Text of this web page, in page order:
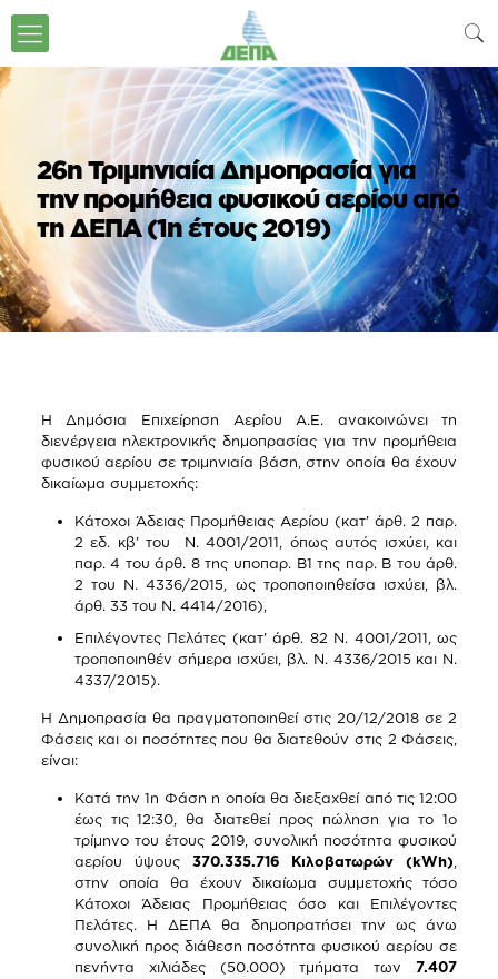
26η Τριμηνιαία Δημοπρασία για
την προμήθεια φυσικού αερίου από
τη ΔΕΠΑ (1η έτους 2019)
Η Δημόσια Επιχείρηση Αερίου Α.Ε. ανακοινώνει τη
διενέργεια ηλεκτρονικής δημοπρασίας για την προμήθεια
φυσικού αερίου σε τριμηνιαία βάση, στην οποία θα έχουν
δικαίωμα συμμετοχής:
Κάτοχοι Άδειας Προμήθειας Αερίου (κατ’ άρθ. 2 παρ.
2 εδ. κβ’ του Ν. 4001/2011, όπως αυτός ισχύει, και
παρ. 4 του άρθ. 8 της υποπαρ. Β1 της παρ. Β του άρθ.
2 του Ν. 4336/2015, ως τροποποιηθείσα ισχύει, βλ.
άρθ. 33 του Ν. 4414/2016),
Επιλέγοντες Πελάτες (κατ’ άρθ. 82 Ν. 4001/2011, ως
τροποποιηθέν σήμερα ισχύει, βλ. Ν. 4336/2015 και Ν.
4337/2015).
Η Δημοπρασία θα πραγματοποιηθεί στις 20/12/2018 σε 2
Φάσεις και οι ποσότητες που θα διατεθούν στις 2 Φάσεις,
είναι:
Κατά την 1η Φάση η οποία θα διεξαχθεί από τις 12:00
έως τις 12:30, θα διατεθεί προς πώληση για το 1ο
τρίμηνο του έτους 2019, συνολική ποσότητα φυσικού
αερίου ύψους 370.335.716 Κιλοβατωρών (kWh)
στην οποία θα έχουν δικαίωμα συμμετοχής τόσο
Κάτοχοι Άδειας Προμήθειας όσο και Επιλέγοντες
Πελάτες. Η ΔΕΠΑ θα δημοπρατήσει την ως άνω
συνολική προς διάθεση ποσότητα φυσικού αερίου σε
πενήντα χιλιάδες (50.000) τμήματα των7.407